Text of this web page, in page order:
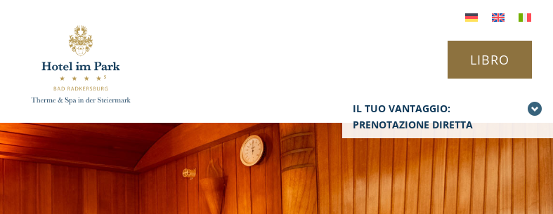
IL TUO VANTAGGIO:
PRENOTAZIONE DIRETTA
LIBRO